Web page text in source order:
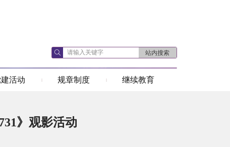
活动 规章制度 继续教育
》观影活动